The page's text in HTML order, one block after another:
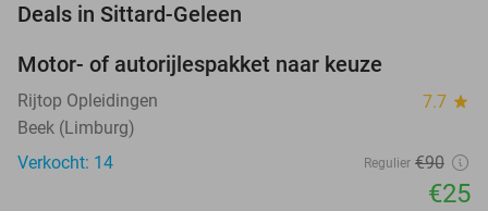
Deals in Sittard-Geleen
Motor- of autorijlespakket naar keuze
Rijtop Opleidingen 7.7 star
Beek (Limburg)
Verkocht: 14
Regulier €90
€25